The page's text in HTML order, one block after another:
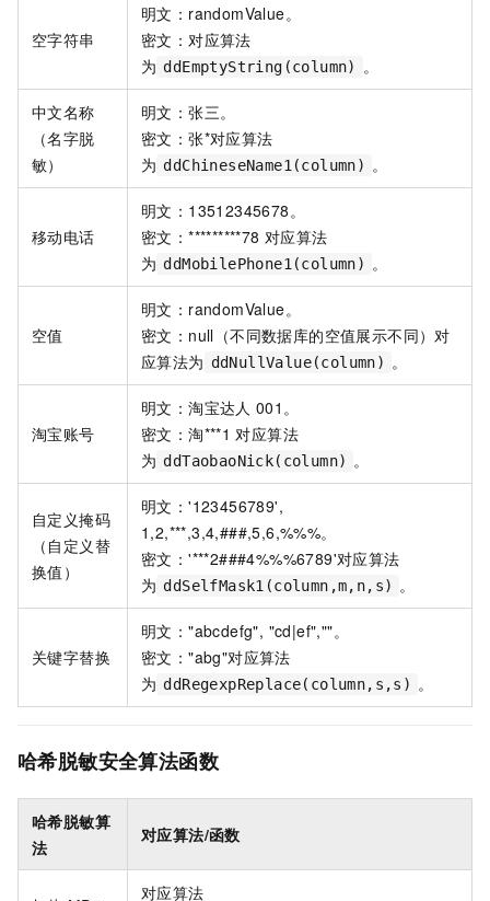
空字符串
明文：randomValue。
密文：对应算法
为 ddEmptyString(column) 。
中文名称
（名字脱
敏）
明文：张三。
密文：张*对应算法
为 ddChineseName1(column) 。
移动电话
明文：13512345678。
密文：*********78 对应算法
为 ddMobilePhone1(column) 。
空值
明文：randomValue。
密文：null（不同数据库的空值展示不同）对
应算法为 ddNullValue(column) 。
淘宝账号
明文：淘宝达人 001。
密文：淘***1 对应算法
为 ddTaobaoNick(column) 。
自定义掩码
（自定义替
换值）
明文：'123456789',
1,2,***,3,4,###,5,6,%%%。
密文：'***2###4%%%6789'对应算法
为 ddSelfMask1(column,m,n,s) 。
关键字替换
明文："abcdefg", "cd|ef",""。
密文："abg"对应算法
为 ddRegexpReplace(column,s,s) 。
哈希脱敏安全算法函数
哈希脱敏算
法
对应算法/函数
对应算法